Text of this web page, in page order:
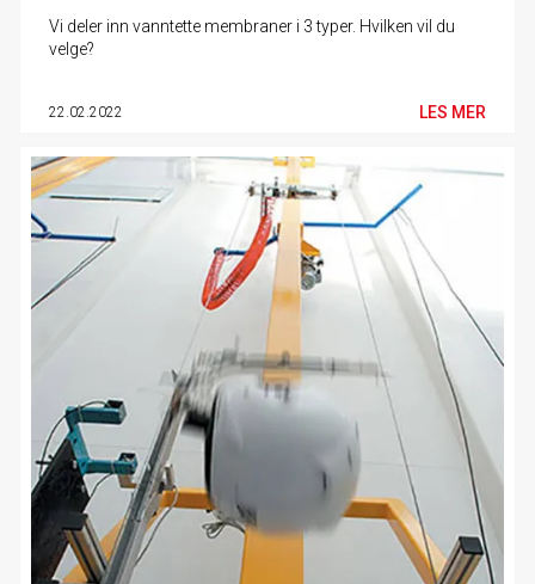
Vi deler inn vanntette membraner i 3 typer. Hvilken vil du
velge?
22.02.2022 LES MER